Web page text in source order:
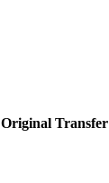
Original Transfer